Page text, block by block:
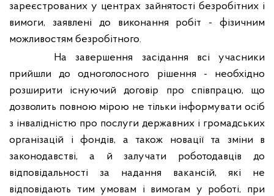
зареєстрованих у центрах зайнятості безробітних і
вимоги, заявлені до виконання робіт - фізичним
можливостям безробітного.
На завершення засідання всі учасники
прийшли до одноголосного рішення - необхідно
розширити існуючий договір про співпрацю, що
дозволить повною мірою не тільки інформувати осіб
з інвалідністю про послуги державних і громадських
організацій і фондів, а також новації та зміни в
законодавстві, а й залучати роботодавців до
відповідальності за надання вакансій, які не
відповідають тим умовам і вимогам у роботі, при